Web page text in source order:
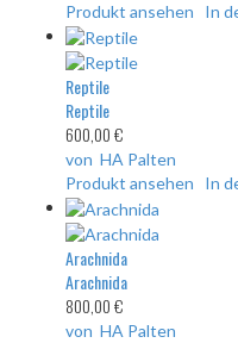
Produkt ansehen
In
Reptile
Reptile
600,00 €
von HA Palten
Produkt ansehen
In
Arachnida
Arachnida
800,00 €
von HA Palten